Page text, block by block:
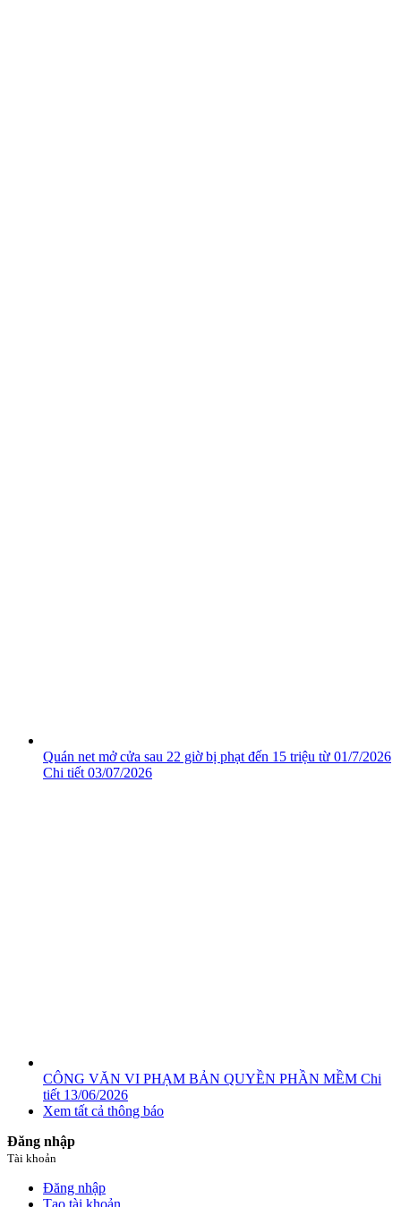
Quán net mở cửa sau 22 giờ bị phạt đến 15 triệu từ 01/7/2026
Chi tiết 03/07/2026
CÔNG VĂN VI PHẠM BẢN QUYỀN PHẦN MỀM Chi
tiết 13/06/2026
Xem tất cả thông báo
Đăng nhập
Tài khoản
Đăng nhập
Tạo tài khoản